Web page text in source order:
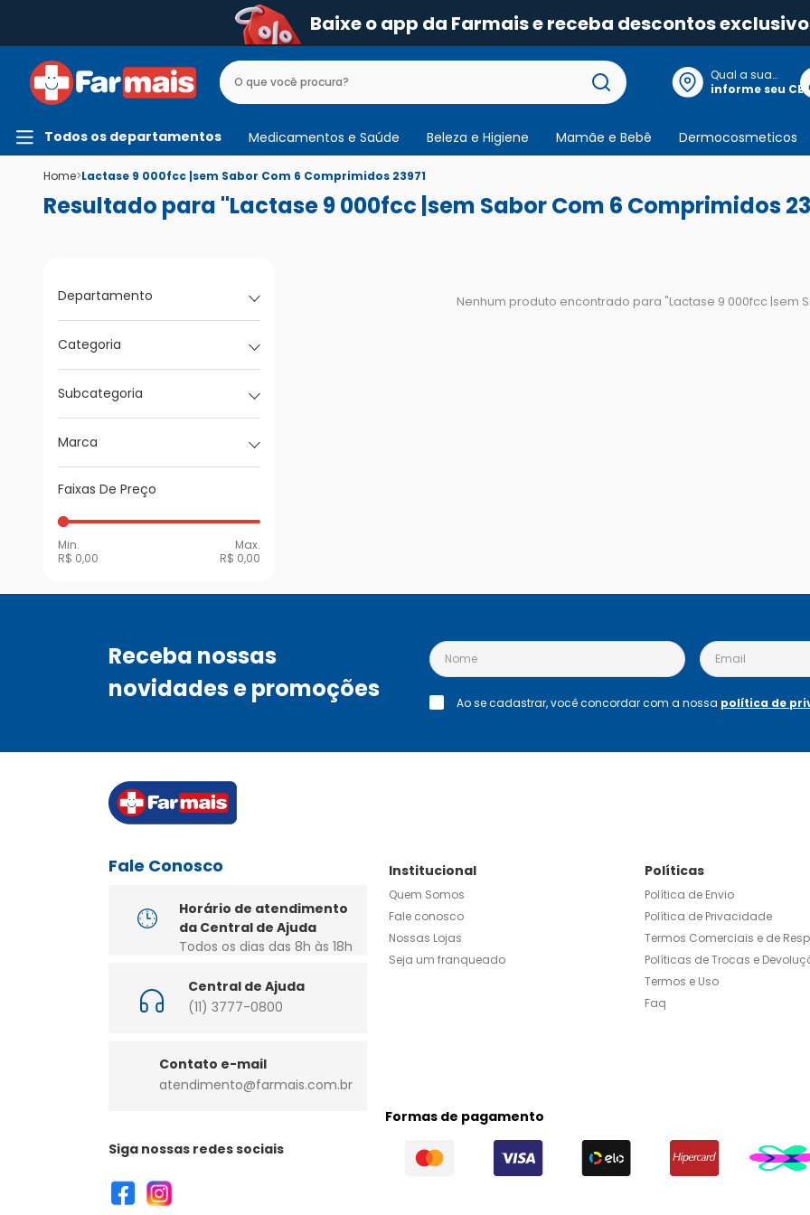
Baixe o app da Farmais e receba descontos
Qual a sua
localização?
informe seu CEP
Todos os departamentos Medicamentos e Saúde Beleza e Higiene Mamãe e Bebê Dermocosmeticos
Home>Lactase 9 000fcc |sem Sabor Com 6 Comprimidos 23971
Resultado para "Lactase 9 000fcc |sem Sabor Com 6 Comprimidos
Departamento
Categoria
Subcategoria
Marca
Faixas De Preço
Min.
R$ 0,00
Max.
R$ 0,00
Nenhum produto encontrado para "Lactase 9 000fcc |sem
Receba nossas
novidades e promoções
Ao se cadastrar, você concordar com a nossa política de
Fale Conosco
Horário de atendimento
da Central de Ajuda
Todos os dias das 8h às 18h
Central de Ajuda
(11) 3777-0800
Contato e-mail
atendimento@farmais.com.br
Siga nossas redes sociais
Institucional
Quem Somos
Fale conosco
Nossas Lojas
Seja um franqueado
Políticas
Política de Envio
Política de Privacidade
Termos Comerciais e de
Políticas de Trocas e
Termos e Uso
Faq
Formas de pagamento